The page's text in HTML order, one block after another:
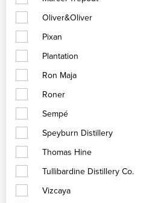
Oliver&Oliver
Pixan
Plantation
Ron Maja
Roner
Sempé
Speyburn Distillery
Thomas Hine
Tullibardine Distillery Co.
Vizcaya